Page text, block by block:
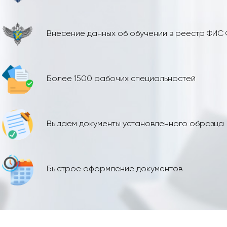
Внесение данных об обучении в реестр
Более 1500 рабочих специальностей
Выдаем документы установленного образца
Быстрое оформление документов